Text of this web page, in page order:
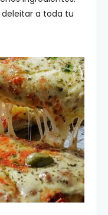
deleitar a toda tu